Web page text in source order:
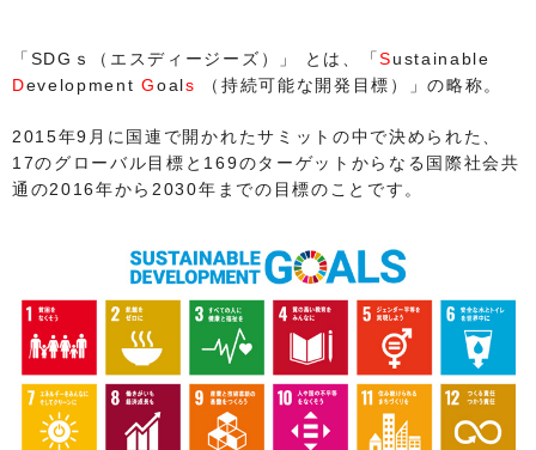
「SDGｓ（エスディージーズ）」 とは、「Sustainable
Development Goals （持続可能な開発目標）」の略称。
2015年9月に国連で開かれたサミットの中で決められた、
17のグローバル目標と169のターゲットからなる国際社会共
通の2016年から2030年までの目標のことです。